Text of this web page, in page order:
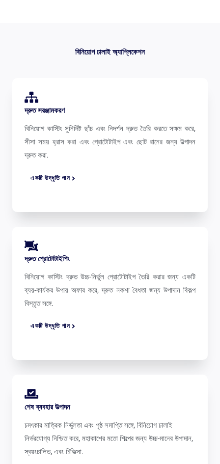
বিনিয়োগ ঢালাই অ্যাপ্লিকেশন
দ্রুত সরঞ্জামকরণ
বিনিয়োগ কাস্টিং সুনির্দিষ্ট ছাঁচ এবং নিদর্শন দ্রুত তৈরি করতে সক্ষম করে,
সীসা সময় হ্রাস করা এবং প্রোটোটাইপ এবং ছোট রানের জন্য উত্পাদন
দ্রুত করা.
একটি উদ্ধৃতি পান
দ্রুত প্রোটোটাইপিং
বিনিয়োগ কাস্টিং দ্রুত উচ্চ-নির্ভুল প্রোটোটাইপ তৈরি করার জন্য একটি
ব্যয়-কার্যকর উপায় অফার করে, দ্রুত নকশা বৈধতা জন্য উপাদান বিকল্প
বিস্তৃত সঙ্গে.
একটি উদ্ধৃতি পান
শেষ ব্যবহার উত্পাদন
চমৎকার মাত্রিক নির্ভুলতা এবং পৃষ্ঠ সমাপ্তি সঙ্গে, বিনিয়োগ ঢালাই
নির্ভরযোগ্য নিশ্চিত করে, মহাকাশের মতো শিল্পের জন্য উচ্চ-মানের উপাদান,
স্বয়ংচালিত, এবং চিকিত্সা.